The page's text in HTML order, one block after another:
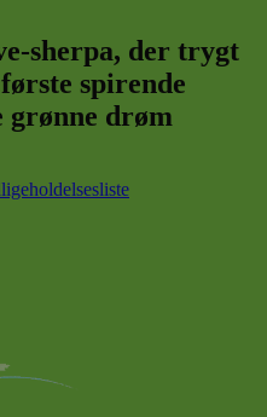
sherpa, der trygt
spirende
drøm